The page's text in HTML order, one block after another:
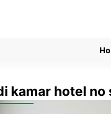
kamar hotel no